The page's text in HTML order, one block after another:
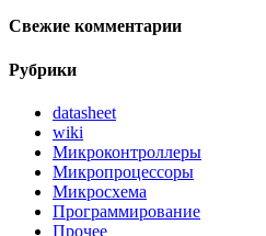
Свежие комментарии
Рубрики
datasheet
wiki
Микроконтроллеры
Микропроцессоры
Микросхема
Программирование
Прочее